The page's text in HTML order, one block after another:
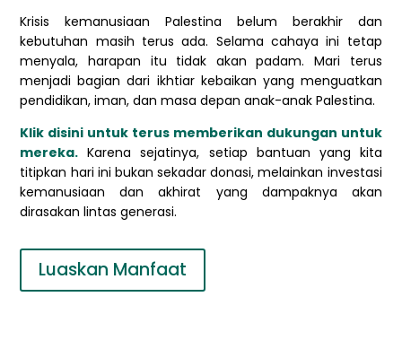
Krisis kemanusiaan Palestina belum berakhir dan
kebutuhan masih terus ada. Selama cahaya ini tetap
menyala, harapan itu tidak akan padam. Mari terus
menjadi bagian dari ikhtiar kebaikan yang menguatkan
pendidikan, iman, dan masa depan anak-anak Palestina.
Klik disini untuk terus memberikan dukungan untuk
mereka. Karena sejatinya, setiap bantuan yang kita
titipkan hari ini bukan sekadar donasi, melainkan investasi
kemanusiaan dan akhirat yang dampaknya akan
dirasakan lintas generasi.
Luaskan Manfaat